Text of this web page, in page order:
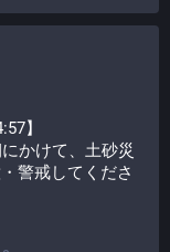
】
かけて、土砂災
警戒してくださ